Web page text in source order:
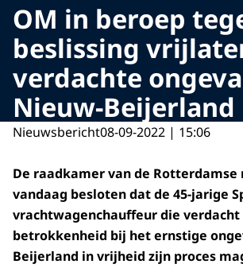
OM in beroep
beslissing
verdachte
Nieuw-Beijerland
Nieuwsbericht08-09-2022 | 15:06
De raadkamer van de
vandaag besloten dat de 45-jarige
vrachtwagenchauffeur die
betrokkenheid bij het ernstige
Beijerland in vrijheid zijn proces